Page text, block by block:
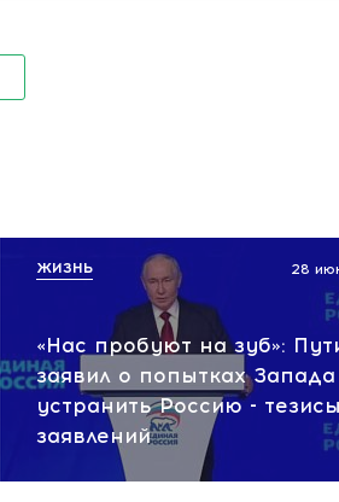
«Нас пробуют на зуб»:
заявил о попытках Запада
устранить Россию - тезисы
заявлений
28
ЖИЗНЬ